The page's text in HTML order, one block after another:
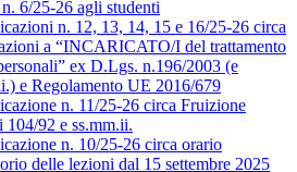
6/25-26 agli studenti
n. 12, 13, 14, 15 e 16/25-26 circa
a “INCARICATO/I del trattamento
ex D.Lgs. n.196/2003 (e
e Regolamento UE 2016/679
n. 11/25-26 circa Fruizione
104/92 e ss.mm.ii.
n. 10/25-26 circa orario
delle lezioni dal 15 settembre 2025